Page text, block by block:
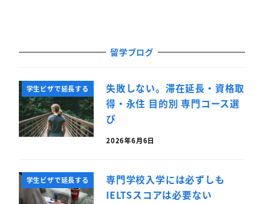
留学ブログ
学生ビザで延長する
失敗しない。滞在延長・資格取
得・永住 目的別 専門コース選
び
2026年6月6日
学生ビザで延長する
専門学校入学には必ずしも
IELTSスコアは必要ない